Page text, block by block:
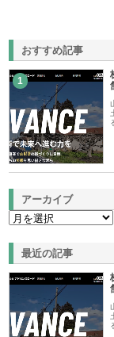
おすすめ記事
1
アーカイブ
最近の記事